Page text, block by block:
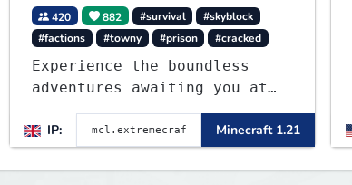
420 882 #survival
#skyblock
#factions
#towny #prison #cracked
Experience the boundless
adventures awaiting you at
ExtremeCraft.net! Embark on
a journey through a plethora
of exhilarating game modes,
blending both timeless
IP: Minecraft 1.21